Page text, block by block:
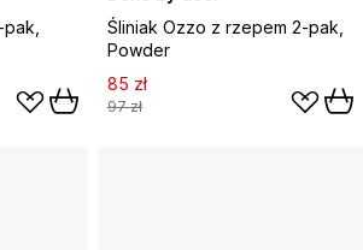
Śliniak Ozzo z rzepem 2-pak,
Powder
85 zł
97 zł